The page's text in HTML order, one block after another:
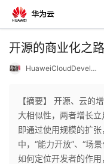
返
个
开源的商业化之
HuaweiCloudDeveloper
【摘要】 开源、云的
大相似性，两者增长立
即通过使用规模的扩
中，“能力开放”、“场
如何定位开发者的作